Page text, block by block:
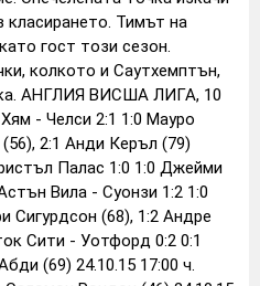
класирането. Тимът на
гост този сезон.
колкото и Саутхемптън,
АНГЛИЯ ВИСША ЛИГА, 10
- Челси 2:1 1:0 Мауро
2:1 Анди Керъл (79)
Палас 1:0 1:0 Джейми
Вила - Суонзи 1:2 1:0
Сигурдсон (68), 1:2 Андре
Сити - Уотфорд 0:2 0:1
(69) 24.10.15 17:00 ч.